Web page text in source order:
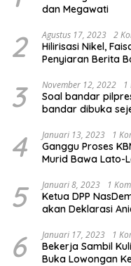
dan Megawati
2 Agustus 17, 2023 2
Hilirisasi Nikel,
Penyiaran Berita
3 November 12, 2022
Soal bandar
bandar dibuka
4 Januari 13, 2023 1
Ganggu Proses
Murid Bawa Lato-
5 Januari 8, 2023 1
Ketua DPP
akan Deklarasi
6 Januari 17, 2023 1
Bekerja Sambil
Buka Lowongan